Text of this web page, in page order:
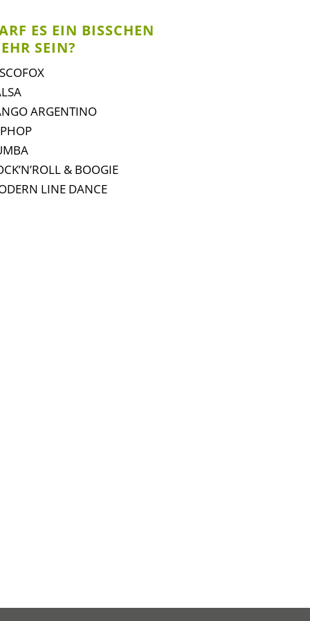
ES EIN BISSCHEN
SEIN?
ARGENTINO
& BOOGIE
LINE DANCE